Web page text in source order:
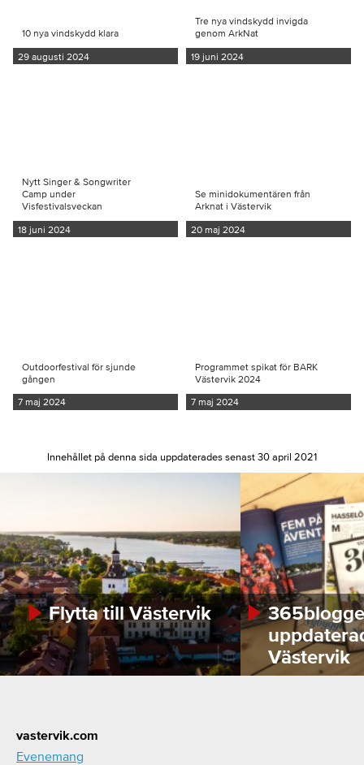
10 nya vindskydd klara
29 augusti 2024
Tre nya vindskydd invigda
genom ArkNat
19 juni 2024
Nytt Singer & Songwriter
Camp under
Visfestivalsveckan
18 juni 2024
Se minidokumentären från
Arknat i Västervik
20 maj 2024
Outdoorfestival för sjunde
gången
7 maj 2024
Programmet spikat för BARK
Västervik 2024
7 maj 2024
Innehållet på denna sida uppdaterades senast 30 april 2021
Flytta till Västervik
Västervik
Footer
vastervik.com
Evenemang